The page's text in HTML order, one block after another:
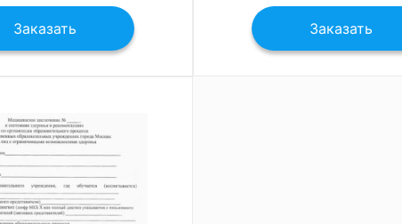
Заказать Заказать